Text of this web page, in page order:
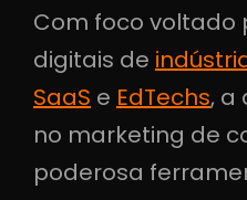
Com foco voltado
digitais de
SaaS e EdTechs, a
no marketing de
poderosa